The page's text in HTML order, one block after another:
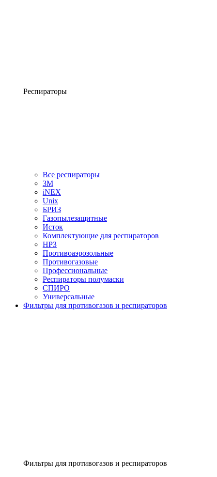
Респираторы
Все респираторы
3М
iNEX
Unix
БРИЗ
Газопылезащитные
Исток
Комплектующие для респираторов
НРЗ
Противоаэрозольные
Противогазовые
Профессиональные
Респираторы полумаски
СПИРО
Универсальные
Фильтры для противогазов и респираторов
Фильтры для противогазов и респираторов